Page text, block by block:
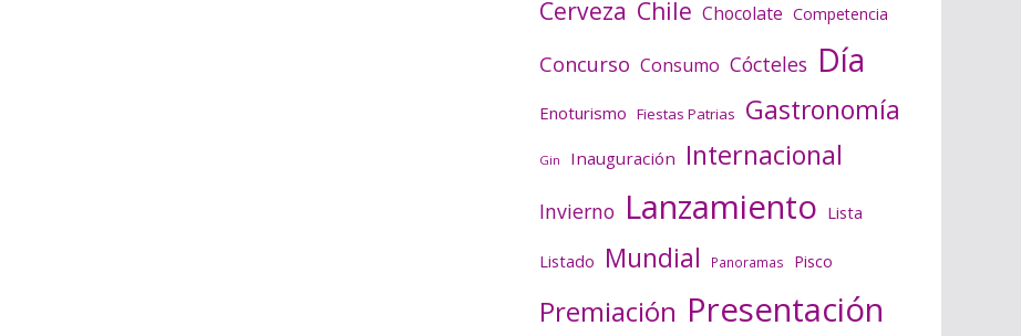
Cerveza Chile Chocolate Competencia
Concurso Consumo Cócteles Día
Enoturismo Fiestas Patrias Gastronomía
Gin Inauguración Internacional
Invierno Lanzamiento Lista
Listado Mundial Panoramas Pisco
Premiación Presentación